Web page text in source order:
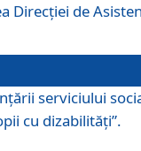
Direcției de
serviciului
cu dizabilități”.